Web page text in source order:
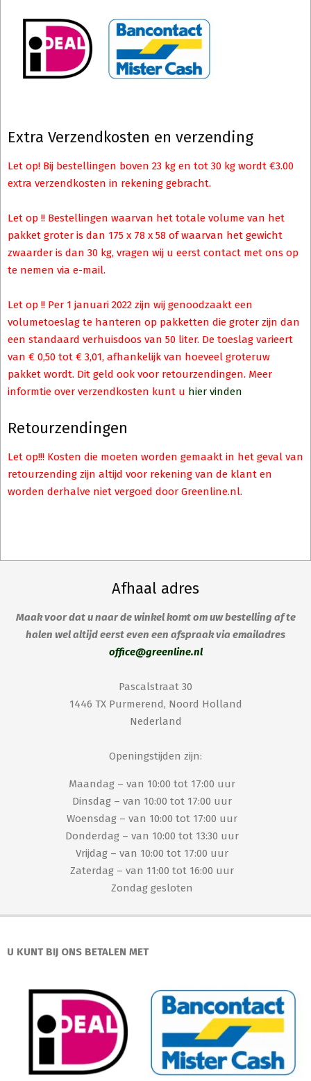
Extra Verzendkosten en verzending
Let op! Bij bestellingen boven 23 kg en tot 30 kg wordt €3.00
extra verzendkosten in rekening gebracht.
Let op !! Bestellingen waarvan het totale volume van het
pakket groter is dan 175 x 78 x 58 of waarvan het gewicht
zwaarder is dan 30 kg, vragen wij u eerst contact met ons op
te nemen via e-mail.
Let op !! Per 1 januari 2022 zijn wij genoodzaakt een
volumetoeslag te hanteren op pakketten die groter zijn dan
een standaard verhuisdoos van 50 liter. De toeslag varieert
van € 0,50 tot € 3,01, afhankelijk van hoeveel groteruw
pakket wordt. Dit geld ook voor retourzendingen. Meer
informtie over verzendkosten kunt u hier vinden
Retourzendingen
Let op!!! Kosten die moeten worden gemaakt in het geval van
retourzending zijn altijd voor rekening van de klant en
worden derhalve niet vergoed door Greenline.nl.
Afhaal adres
Maak voor dat u naar de winkel komt om uw bestelling af te
halen wel altijd eerst even een afspraak via emailadres
office@greenline.nl
Pascalstraat 30
1446 TX Purmerend, Noord Holland
Nederland
Openingstijden zijn:
Maandag – van 10:00 tot 17:00 uur
Dinsdag – van 10:00 tot 17:00 uur
Woensdag – van 10:00 tot 17:00 uur
Donderdag – van 10:00 tot 13:30 uur
Vrijdag – van 10:00 tot 17:00 uur
Zaterdag – van 11:00 tot 16:00 uur
Zondag gesloten
U KUNT BIJ ONS BETALEN MET